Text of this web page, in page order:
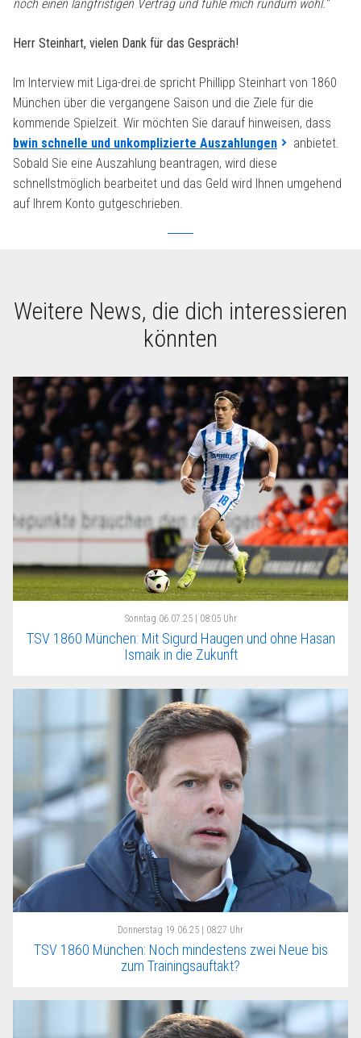
noch einen langfristigen Vertrag und fühle mich rundum wohl.“
Herr Steinhart, vielen Dank für das Gespräch!
Im Interview mit Liga-drei.de spricht Phillipp Steinhart von 1860
München über die vergangene Saison und die Ziele für die
kommende Spielzeit. Wir möchten Sie darauf hinweisen, dass
bwin schnelle und unkomplizierte Auszahlungen
anbietet.
Sobald Sie eine Auszahlung beantragen, wird diese
schnellstmöglich bearbeitet und das Geld wird Ihnen umgehend
auf Ihrem Konto gutgeschrieben.
Weitere News, die dich interessieren
könnten
Sonntag 06.07.25 | 08:05 Uhr
TSV 1860 München: Mit Sigurd Haugen und ohne Hasan
Ismaik in die Zukunft
Donnerstag 19.06.25 | 08:27 Uhr
TSV 1860 München: Noch mindestens zwei Neue bis
zum Trainingsauftakt?